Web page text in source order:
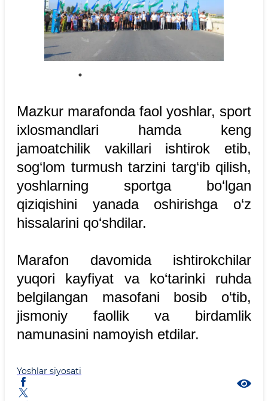
Mazkur marafonda faol yoshlar, sport
ixlosmandlari hamda keng
jamoatchilik vakillari ishtirok etib,
sog‘lom turmush tarzini targ‘ib qilish,
yoshlarning sportga bo‘lgan
qiziqishini yanada oshirishga o‘z
hissalarini qo‘shdilar.
Marafon davomida ishtirokchilar
yuqori kayfiyat va ko‘tarinki ruhda
belgilangan masofani bosib o‘tib,
jismoniy faollik va birdamlik
namunasini namoyish etdilar.
Yoshlar siyosati